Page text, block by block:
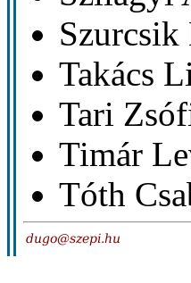
Szurcsik
Takács
Tari
Timár
Tóth